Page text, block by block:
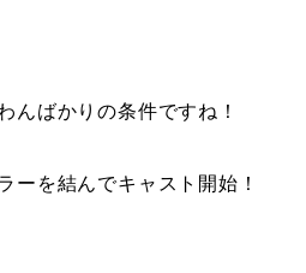
んばかりの条件ですね！
ーを結んでキャスト開始！